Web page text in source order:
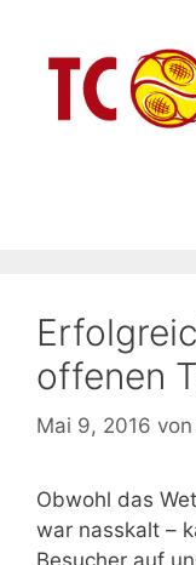
springen
offenen
Mai 9, 2016 von
Obwohl das
war nasskalt –